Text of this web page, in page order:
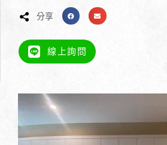
分享
線上詢問